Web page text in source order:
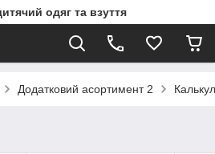
одяг та взуття
Додатковий асортимент 2